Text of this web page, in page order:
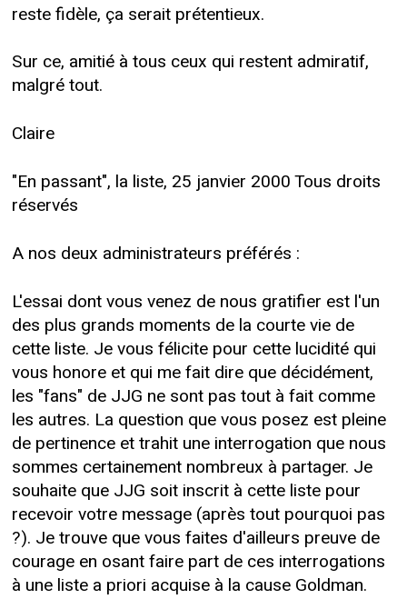
reste fidèle, ça serait prétentieux.
Sur ce, amitié à tous ceux qui restent admiratif,
malgré tout.
Claire
"En passant", la liste, 25 janvier 2000 Tous droits
réservés
A nos deux administrateurs préférés :
L'essai dont vous venez de nous gratifier est l'un
des plus grands moments de la courte vie de
cette liste. Je vous félicite pour cette lucidité qui
vous honore et qui me fait dire que décidément,
les "fans" de JJG ne sont pas tout à fait comme
les autres. La question que vous posez est pleine
de pertinence et trahit une interrogation que nous
sommes certainement nombreux à partager. Je
souhaite que JJG soit inscrit à cette liste pour
recevoir votre message (après tout pourquoi pas
?). Je trouve que vous faites d'ailleurs preuve de
courage en osant faire part de ces interrogations
à une liste a priori acquise à la cause Goldman.